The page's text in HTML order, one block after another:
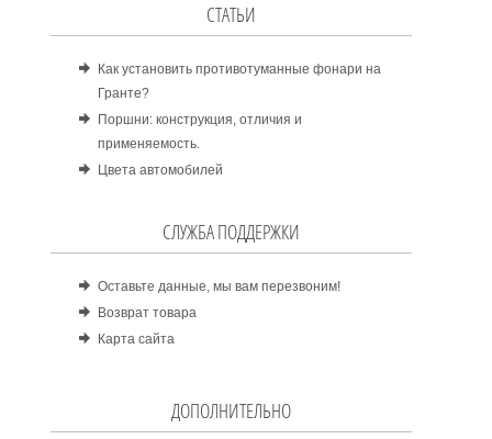
СТАТЬИ
Как установить противотуманные фонари на
Гранте?
Поршни: конструкция, отличия и
применяемость.
Цвета автомобилей
СЛУЖБА ПОДДЕРЖКИ
Оставьте данные, мы вам перезвоним!
Возврат товара
Карта сайта
ДОПОЛНИТЕЛЬНО